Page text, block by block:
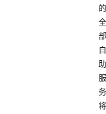
的
全
部
自
助
服
务
将